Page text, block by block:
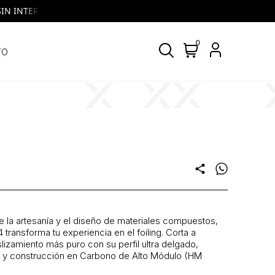
| VISA y MASTERCARD | Todos los días, todos los bancos
0
share
la artesanía y el diseño de materiales compuestos,
transforma tu experiencia en el foiling. Corta a
más puro con su perfil ultra delgado,
construcción en Carbono de Alto Módulo (HM